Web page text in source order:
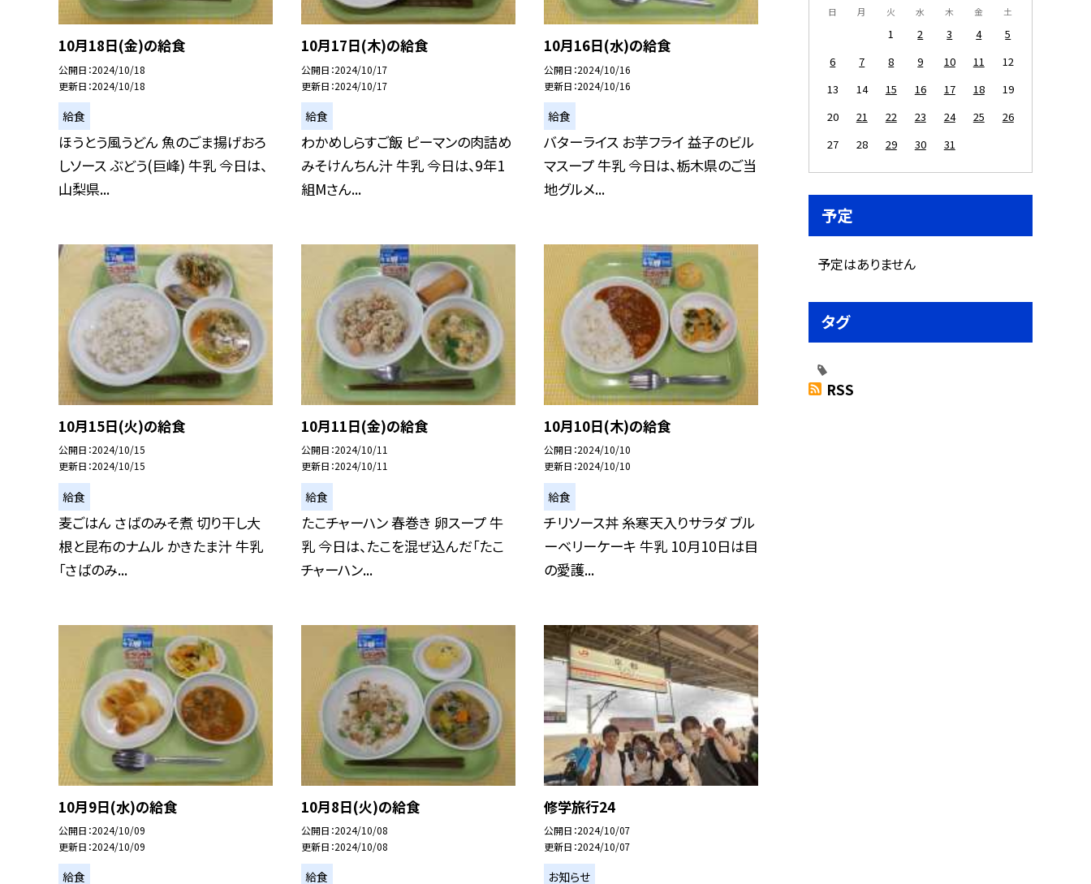
10月18日(金)の給食
公開日 2024/10/18
更新日 2024/10/18
給食
ほうとう風うどん 魚のごま揚げおろ
しソース ぶどう(巨峰) 牛乳 今日は、
山梨県...
10月17日(木)の給食
公開日 2024/10/17
更新日 2024/10/17
給食
わかめしらすご飯 ピーマンの肉詰め
みそけんちん汁 牛乳 今日は、9年1
組Mさん...
10月16日(水)の給食
公開日 2024/10/16
更新日 2024/10/16
給食
バターライス お芋フライ 益子のビル
マスープ 牛乳 今日は、栃木県のご当
地グルメ...
10月15日(火)の給食
公開日 2024/10/15
更新日 2024/10/15
給食
麦ごはん さばのみそ煮 切り干し大
根と昆布のナムル かきたま汁 牛乳
「さばのみ...
10月11日(金)の給食
公開日 2024/10/11
更新日 2024/10/11
給食
たこチャーハン 春巻き 卵スープ 牛
乳 今日は、たこを混ぜ込んだ「たこ
チャーハン...
10月10日(木)の給食
公開日 2024/10/10
更新日 2024/10/10
給食
チリソース丼 糸寒天入りサラダ ブル
ーベリーケーキ 牛乳 10月10日は目
の愛護...
10月9日(水)の給食
公開日 2024/10/09
更新日 2024/10/09
給食
10月8日(火)の給食
公開日 2024/10/08
更新日 2024/10/08
給食
修学旅行24
公開日 2024/10/07
更新日 2024/10/07
お知らせ
日 月 火 水 木 金 土
1 2 3 4
5
6
7 8 9 10 11
12
13
14 15 16 17 18
19
20
21 22 23 24 25
26
27
28 29 30 31
予定
予定はありません
タグ
RSS